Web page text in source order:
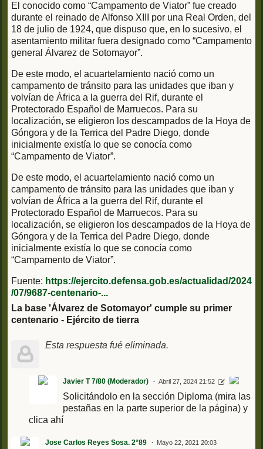
El conocido como “Campamento de Viator” fue creado
durante el reinado de Alfonso XIII por una Real Orden, del
18 de julio de 1924, que dispuso que, en lo sucesivo, el
asentamiento militar fuera designado como “Campamento
general Álvarez de Sotomayor”.
De este modo, el acuartelamiento nació como un
campamento de tránsito para las unidades que iban y
volvían de África a la guerra del Rif, durante el
Protectorado Español de Marruecos. Para su
localización, se eligieron los descampados de la Hoya de
Góngora y de la Terrica del Padre Diego, donde
inicialmente existía lo que se conocía como
“Campamento de Viator”.
De este modo, el acuartelamiento nació como un
campamento de tránsito para las unidades que iban y
volvían de África a la guerra del Rif, durante el
Protectorado Español de Marruecos. Para su
localización, se eligieron los descampados de la Hoya de
Góngora y de la Terrica del Padre Diego, donde
inicialmente existía lo que se conocía como
“Campamento de Viator”.
Fuente: https://ejercito.defensa.gob.es/actualidad/2024
/07/9687-centenario-...
La base 'Álvarez de Sotomayor' cumple su primer
centenario - Ejército de tierra
Esta respuesta fué eliminada.
Javier T 7/80 (Moderador) Abril 27, 2024 21:52
Solicitándolo en la sección Diploma (mira las
pestañas en la parte superior de la página) y
clica ahí
Jose Carlos Reyes Sosa. 2°89 Mayo 22, 2021 20:03